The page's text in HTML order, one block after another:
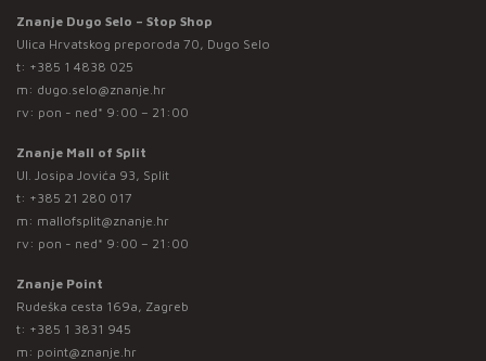
Znanje Dugo Selo – Stop Shop
Ulica Hrvatskog preporoda 70, Dugo Selo
t: +385 1 4838 025
m: dugo.selo@znanje.hr
rv: pon - ned* 9:00 – 21:00
Znanje Mall of Split
Ul. Josipa Jovića 93, Split
t: +385 21 280 017
m: mallofsplit@znanje.hr
rv: pon - ned* 9:00 – 21:00
Znanje Point
Rudeška cesta 169a, Zagreb
t: +385 1 3831 945
m: point@znanje.hr